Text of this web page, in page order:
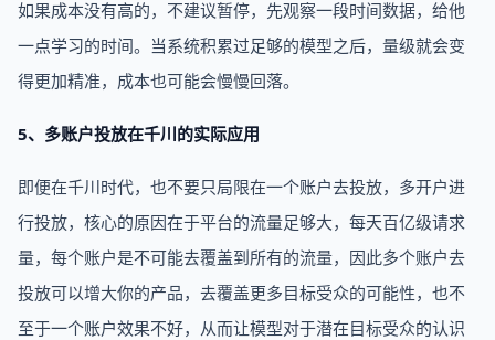
如果成本没有高的，不建议暂停，先观察一段时间数据，给他
一点学习的时间。当系统积累过足够的模型之后，量级就会变
得更加精准，成本也可能会慢慢回落。
5、多账户投放在千川的实际应用
即便在千川时代，也不要只局限在一个账户去投放，多开户进
行投放，核心的原因在于平台的流量足够大，每天百亿级请求
量，每个账户是不可能去覆盖到所有的流量，因此多个账户去
投放可以增大你的产品，去覆盖更多目标受众的可能性，也不
至于一个账户效果不好，从而让模型对于潜在目标受众的认识